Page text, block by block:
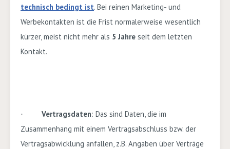
technisch bedingt ist. Bei reinen Marketing- und
Werbekontakten ist die Frist normalerweise wesentlich
kürzer, meist nicht mehr als 5 Jahre seit dem letzten
Kontakt.
· Vertragsdaten: Das sind Daten, die im
Zusammenhang mit einem Vertragsabschluss bzw. der
Vertragsabwicklung anfallen, z.B. Angaben über Verträge